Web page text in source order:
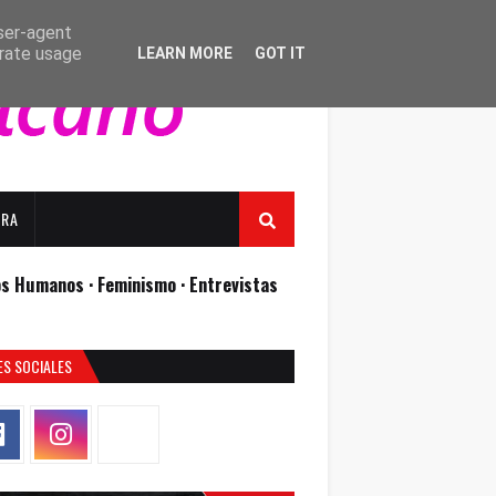
Humanos · Feminismo · Entrevistas
SOCIALES
agent
usage
LEARN MORE GOT IT